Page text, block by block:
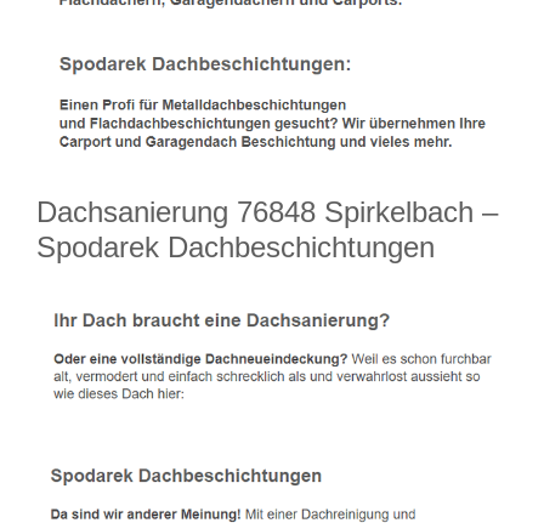
Dachsanierung 76848 Spirkelbach –
Spodarek Dachbeschichtungen